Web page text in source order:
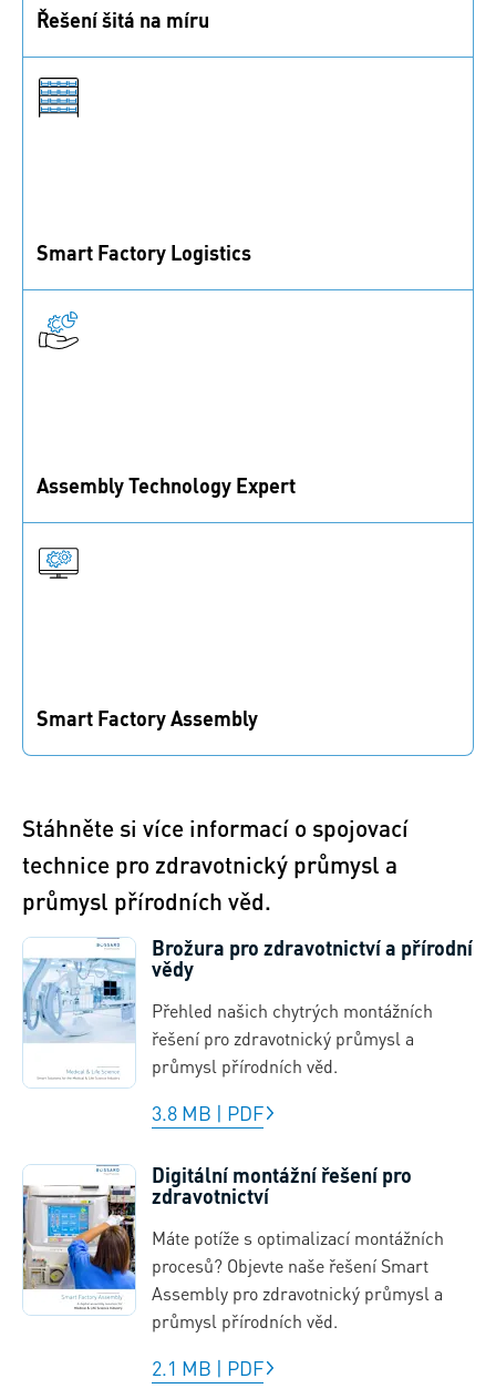
Řešení šitá na míru
Smart Factory Logistics
Assembly Technology Expert
vstup na trh.
Smart Factory Assembly
Stáhněte si více informací o spojovací
technice pro zdravotnický průmysl a
průmysl přírodních věd.
Brožura pro zdravotnictví a přírodní
vědy
Přehled našich chytrých montážních
řešení pro zdravotnický průmysl a
průmysl přírodních věd.
3.8 MB | PDF
Digitální montážní řešení pro
zdravotnictví
Máte potíže s optimalizací montážních
procesů? Objevte naše řešení Smart
Assembly pro zdravotnický průmysl a
průmysl přírodních věd.
2.1 MB | PDF